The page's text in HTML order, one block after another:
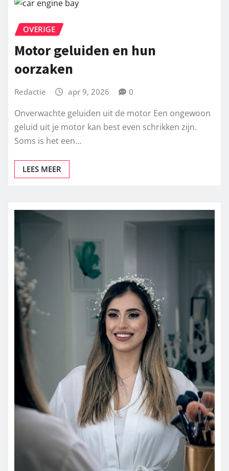
OVERIGE
Motor geluiden en hun
oorzaken
Redactie apr 9, 2026
Onverwachte geluiden uit de motor Een ongewoon
geluid uit je motor kan best even schrikken zijn.
Soms is het een…